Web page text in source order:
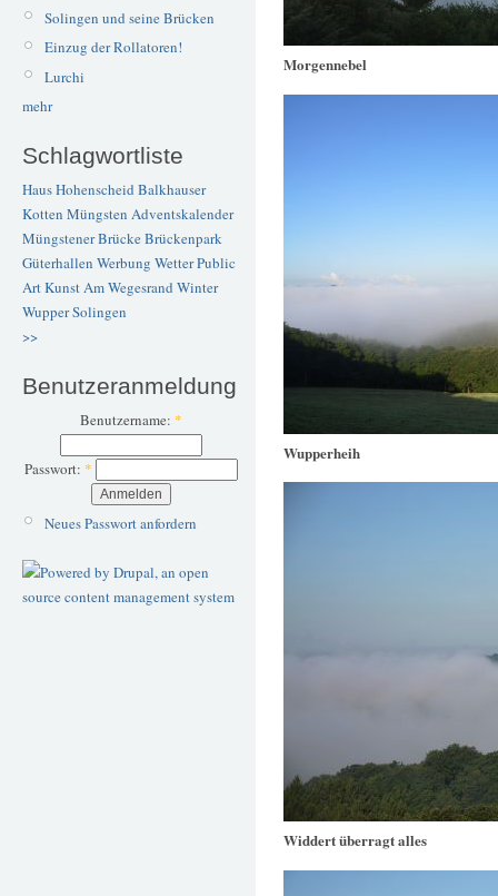
Solingen und seine Brücken
Einzug der Rollatoren!
Lurchi
mehr
Schlagwortliste
Haus Hohenscheid Balkhauser
Kotten Müngsten Adventskalender
Müngstener BrückeBrückenpark
Güterhallen Werbung WetterPublic
ArtKunstAm Wegesrand Winter
WupperSolingen
>>
Benutzeranmeldung
Benutzername: *
Passwort: *
Neues Passwort anfordern
Morgennebel
Wupperheih
Widdert überragt alles